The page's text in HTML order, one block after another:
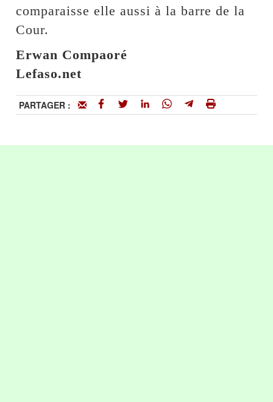
comparaisse elle aussi à la barre de la
Cour.
Erwan Compaoré
Lefaso.net
PARTAGER :